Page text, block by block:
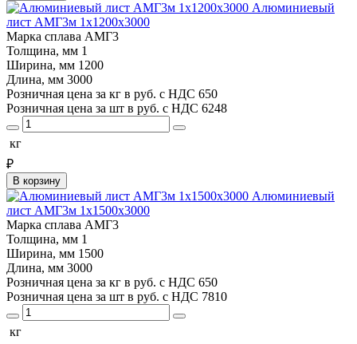
Алюминиевый
лист АМГ3м 1х1200х3000
Марка сплава АМГ3
Толщина, мм 1
Ширина, мм 1200
Длина, мм 3000
Розничная цена за кг в руб. с НДС 650
Розничная цена за шт в руб. с НДС 6248
кг
₽
В корзину
Алюминиевый
лист АМГ3м 1х1500х3000
Марка сплава АМГ3
Толщина, мм 1
Ширина, мм 1500
Длина, мм 3000
Розничная цена за кг в руб. с НДС 650
Розничная цена за шт в руб. с НДС 7810
кг